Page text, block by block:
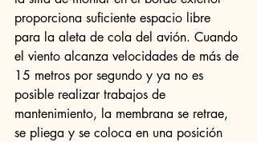
proporciona suficiente espacio libre
para la aleta de cola del avión. Cuando
el viento alcanza velocidades de más de
15 metros por segundo y ya no es
posible realizar trabajos de
mantenimiento, la membrana se retrae,
se pliega y se coloca en una posición